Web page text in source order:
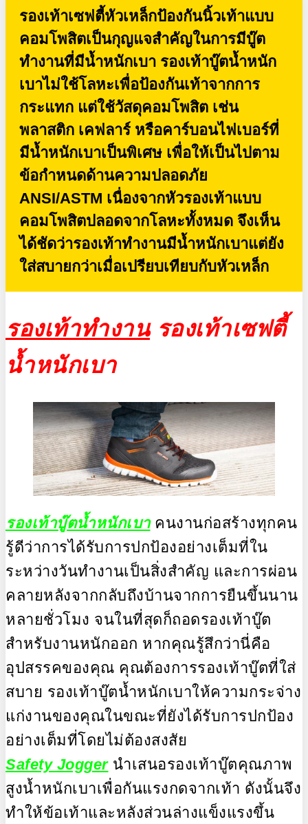
รองเท้าเซฟตี้หัวเหล็กป้องกันนิ้วเท้าแบบ
คอมโพสิตเป็นกุญแจสำคัญในการมีบู๊ต
ทำงานที่มีน้ำหนักเบา รองเท้าบู๊ตน้ำหนัก
เบาไม่ใช้โลหะเพื่อป้องกันเท้าจากการ
กระแทก แต่ใช้วัสดุคอมโพสิต เช่น
พลาสติก เคฟลาร์ หรือคาร์บอนไฟเบอร์ที่
มีน้ำหนักเบาเป็นพิเศษ เพื่อให้เป็นไปตาม
ข้อกำหนดด้านความปลอดภัย
ANSI/ASTM เนื่องจากหัวรองเท้าแบบ
คอมโพสิตปลอดจากโลหะทั้งหมด จึงเห็น
ได้ชัดว่ารองเท้าทำงานมีน้ำหนักเบาแต่ยัง
ใส่สบายกว่าเมื่อเปรียบเทียบกับหัวเหล็ก
รองเท้าทำงานรองเท้าเซฟตี้
น้ำหนักเบา
รองเท้าบู๊ตน้ำหนักเบาคนงานก่อสร้างทุกคน
รู้ดีว่าการได้รับการปกป้องอย่างเต็มที่ใน
ระหว่างวันทำงานเป็นสิ่งสำคัญ และการผ่อน
คลายหลังจากกลับถึงบ้านจากการยืนขึ้นนาน
หลายชั่วโมง จนในที่สุดก็ถอดรองเท้าบู๊ต
สำหรับงานหนักออก หากคุณรู้สึกว่านี่คือ
อุปสรรคของคุณ คุณต้องการรองเท้าบู๊ตที่ใส่
สบาย รองเท้าบู๊ตน้ำหนักเบาให้ความกระจ่าง
แก่งานของคุณในขณะที่ยังได้รับการปกป้อง
อย่างเต็มที่โดยไม่ต้องสงสัย
Safety Joggerนำเสนอรองเท้าบู๊ตคุณภาพ
สูงน้ำหนักเบาเพื่อกันแรงกดจากเท้า ดังนั้นจึง
ทำให้ข้อเท้าและหลังส่วนล่างแข็งแรงขึ้น